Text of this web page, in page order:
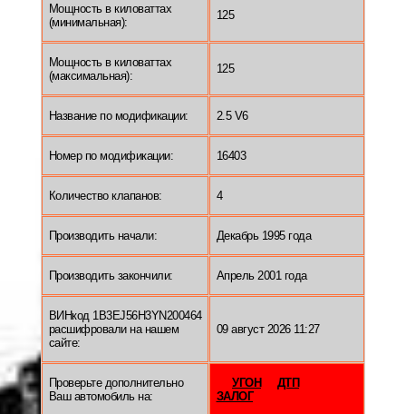
Мощность в киловаттах
(минимальная):
125
Мощность в киловаттах
(максимальная):
125
Название по модификации: 2.5 V6
Номер по модификации: 16403
Количество клапанов: 4
Производить начали: Декабрь 1995 года
Производить закончили: Апрель 2001 года
ВИНкод 1B3EJ56H3YN200464
расшифровали на нашем
сайте:
09 август 2026 11:27
Проверьте дополнительно
Ваш автомобиль на:
УГОН
ДТП
ЗАЛОГ